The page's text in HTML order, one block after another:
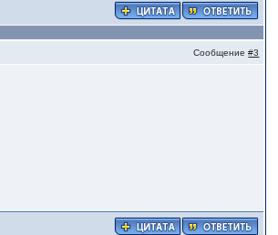
Сообщение#3